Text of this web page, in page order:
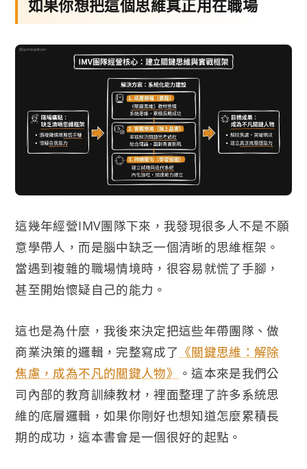
如果你想把這個思維真正用在職場
這幾年經營IMV團隊下來，我發現很多人不是不願
意學帶人，而是腦中缺乏一個清晰的思維框架。
當遇到複雜的職場情境時，很容易就慌了手腳，
甚至開始懷疑自己的能力。
這也是為什麼，我後來決定把這些年帶團隊、做
商業決策的邏輯，完整寫成了 《關鍵思維：解除
焦慮，成為不凡的關鍵人物》
。這本來是我們公
司內部的教育訓練教材，裡面整理了許多系統思
維的底層邏輯，如果你剛好也想知道怎麼累積長
期的成功，這本書會是一個很好的起點。